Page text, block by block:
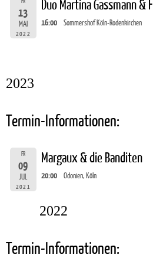
13
MAI
2022
Duo Martina Gassmann &
16:00 Sommershof Köln-Rodenkirchen
2023
Termin-Informationen:
FR
09
JUL
2021
Margaux & die Banditen
20:00 Odonien, Köln
2022
Termin-Informationen: